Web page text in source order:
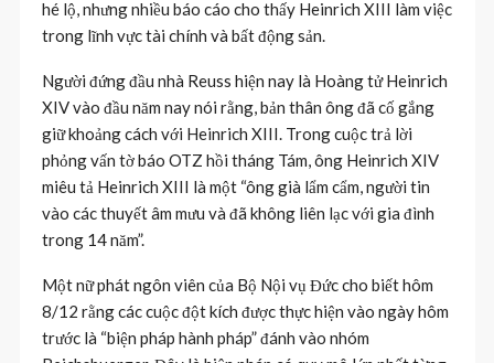
hé lộ, nhưng nhiều báo cáo cho thấy Heinrich XIII làm việc
trong lĩnh vực tài chính và bất động sản.
Người đứng đầu nhà Reuss hiện nay là Hoàng tử Heinrich
XIV vào đầu năm nay nói rằng, bản thân ông đã cố gắng
giữ khoảng cách với Heinrich XIII. Trong cuộc trả lời
phỏng vấn tờ báo OTZ hồi tháng Tám, ông Heinrich XIV
miêu tả Heinrich XIII là một “ông già lẩm cẩm, người tin
vào các thuyết âm mưu và đã không liên lạc với gia đình
trong 14 năm”.
Một nữ phát ngôn viên của Bộ Nội vụ Đức cho biết hôm
8/12 rằng các cuộc đột kích được thực hiện vào ngày hôm
trước là “biện pháp hành pháp” đánh vào nhóm